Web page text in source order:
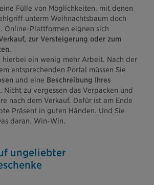
Fülle von Möglichkeiten, mit denen
unterm Weihnachtsbaum doch
Online-Plattformen eignen sich
zur Versteigerung oder zum
.
hierbei ein wenig mehr Arbeit. Nach der
entsprechenden Portal müssen Sie
und eine Beschreibung Ihres
Nicht zu vergessen das Verpacken und
nach dem Verkauf. Dafür ist am Ende
Präsent in guten Händen. Und Sie
daran. Win-Win.
ungeliebter